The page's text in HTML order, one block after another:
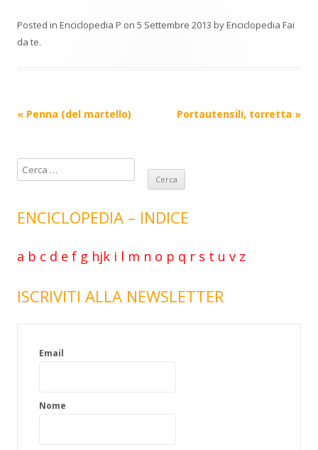
Posted in Enciclopedia P on 5 Settembre 2013 byEnciclopedia Fai
da te.
Post
« Penna (del martello) Portautensili, torretta »
i
e
c
e
ENCICLOPEDIA – INDICE
a b c d e f g hjk i l m n o p q r s t u v z
ISCRIVITI ALLA NEWSLETTER
Email
Nome